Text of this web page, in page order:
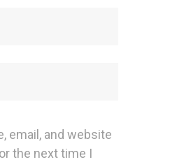
email, and website
the next time I